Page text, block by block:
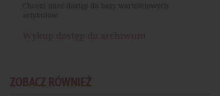
Chcesz mieć dostęp do bazy wartościowych
artykułów.
ZOBACZ RÓWNIEŻ